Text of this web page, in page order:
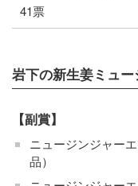
41票
岩下の新生姜ミュー
【副賞】
ニュージンジャー
品）